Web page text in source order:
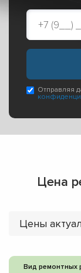
Отправляя
Цена
Цены
Вид ремонтных